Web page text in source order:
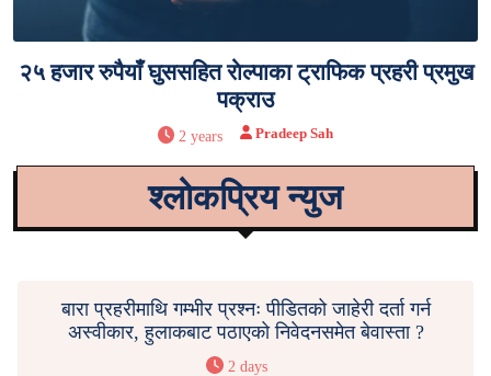
२५ हजार रुपैयाँ घुससहित राेल्पाका ट्राफिक प्रहरी प्रमुख
पक्राउ
2 years Pradeep Sah
श्लोकप्रिय न्युज
बारा प्रहरीमाथि गम्भीर प्रश्नः पीडितको जाहेरी दर्ता गर्न
अस्वीकार, हुलाकबाट पठाएको निवेदनसमेत बेवास्ता ?
2 days